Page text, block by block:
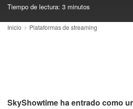
Tiempo de lectura: 3 minutos
Inicio Plataformas de streaming
SkyShowtime ha entrado como